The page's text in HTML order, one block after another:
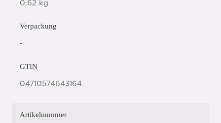
0,62 kg
Verpackung
-
GTIN
04710574643164
Artikelnummer